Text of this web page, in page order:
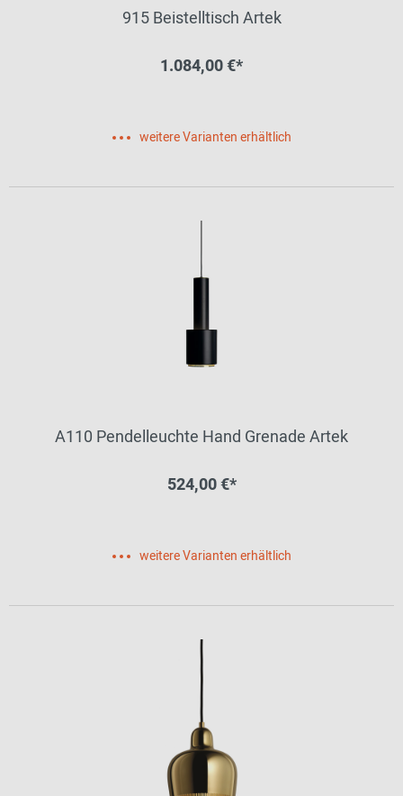
915 Beistelltisch Artek
1.084,00 €*
weitere Varianten erhältlich
A110 Pendelleuchte Hand Grenade Artek
524,00 €*
weitere Varianten erhältlich